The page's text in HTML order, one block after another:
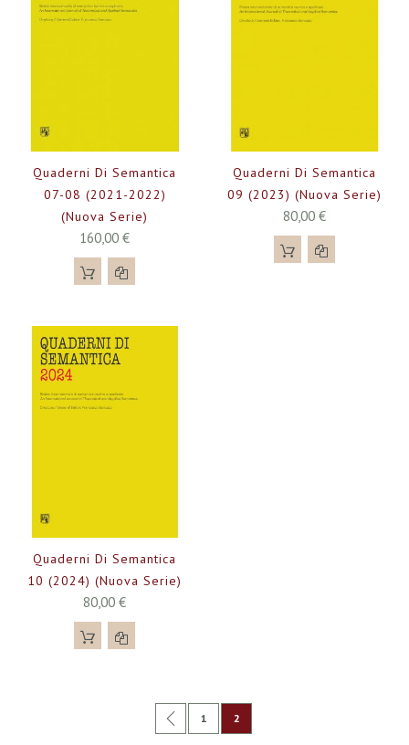
Quaderni Di Semantica
07-08 (2021-2022)
(Nuova Serie)
160,00 €
Quaderni Di Semantica
09 (2023) (Nuova Serie)
80,00 €
Quaderni Di Semantica
10 (2024) (Nuova Serie)
80,00 €
Pagina Pagina
Precedente
Pagina
1 Attualmente stai leggendo la
2